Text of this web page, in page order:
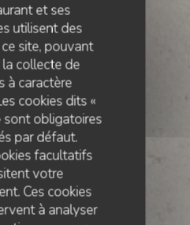
et ses
utilisent des
site, pouvant
collecte de
à caractère
cookies dits «
sont obligatoires
par défaut.
facultatifs
votre
Ces cookies
à analyser